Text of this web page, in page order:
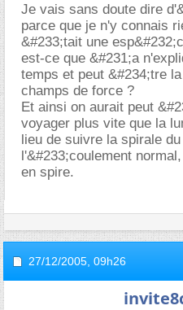
Je vais sans doute dire
parce que je n'y connais
&#233;tait une
est-ce que &#231;a
temps et peut &#234;tre
champs de force ?
Et ainsi on aurait peut
voyager plus vite que la
lieu de suivre la spirale
l'&#233;coulement
en spire.
27/12/2005, 09h26